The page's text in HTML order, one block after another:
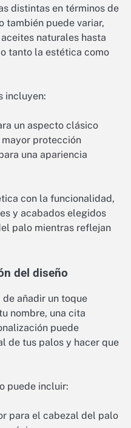
distintas en términos de
también puede variar,
naturales hasta
tanto la estética como
incluyen:
un aspecto clásico
protección
una apariencia
con la funcionalidad,
y acabados elegidos
palo mientras reflejan
del diseño
añadir un toque
nombre, una cita
puede
de tus palos y hacer que
puede incluir:
para el cabezal del palo